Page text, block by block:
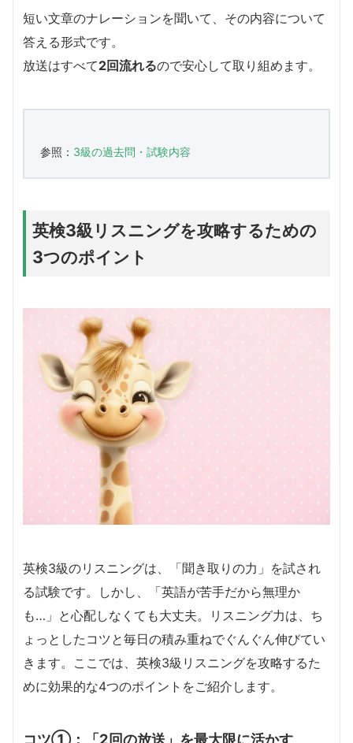
短い文章のナレーションを聞いて、その内容について
答える形式です。
放送はすべて2回流れるので安心して取り組めます。
参照： 3級の過去問・試験内容
英検3級リスニングを攻略するための
3つのポイント
英検3級のリスニングは、「聞き取りの力」を試され
る試験です。しかし、「英語が苦手だから無理か
も…」と心配しなくても大丈夫。リスニング力は、ち
ょっとしたコツと毎日の積み重ねでぐんぐん伸びてい
きます。ここでは、英検3級リスニングを攻略するた
めに効果的な4つのポイントをご紹介します。
コツ①：「2回の放送」を最大限に活かす